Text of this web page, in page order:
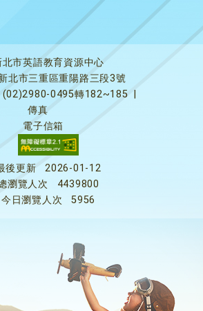
北市英語教育資源中心
北市三重區重陽路三段3號
(02)2980-0495轉182~185
傳真
電子信箱
後更新
2026-01-12
瀏覽人次
4439800
今日瀏覽人次
5956